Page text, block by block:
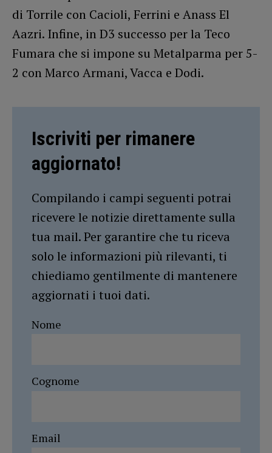
di Torrile con Cacioli, Ferrini e Anass El
Aazri. Infine, in D3 successo per la Teco
Fumara che si impone su Metalparma per 5-
2 con Marco Armani, Vacca e Dodi.
Iscriviti per rimanere
aggiornato!
Compilando i campi seguenti potrai
ricevere le notizie direttamente sulla
tua mail. Per garantire che tu riceva
solo le informazioni più rilevanti, ti
chiediamo gentilmente di mantenere
aggiornati i tuoi dati.
Nome
Cognome
Email